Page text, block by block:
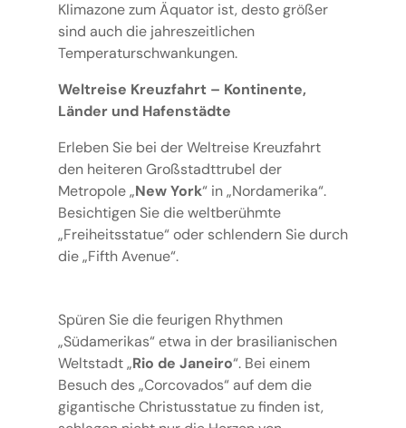
Klimazone zum Äquator ist, desto größer
sind auch die jahreszeitlichen
Temperaturschwankungen.
Weltreise Kreuzfahrt – Kontinente,
Länder und Hafenstädte
Erleben Sie bei der Weltreise Kreuzfahrt
den heiteren Großstadttrubel der
Metropole „New York“ in „Nordamerika“.
Besichtigen Sie die weltberühmte
„Freiheitsstatue“ oder schlendern Sie durch
die „Fifth Avenue“.
Spüren Sie die feurigen Rhythmen
„Südamerikas“ etwa in der brasilianischen
Weltstadt „Rio de Janeiro“. Bei einem
Besuch des „Corcovados“ auf dem die
gigantische Christusstatue zu finden ist,